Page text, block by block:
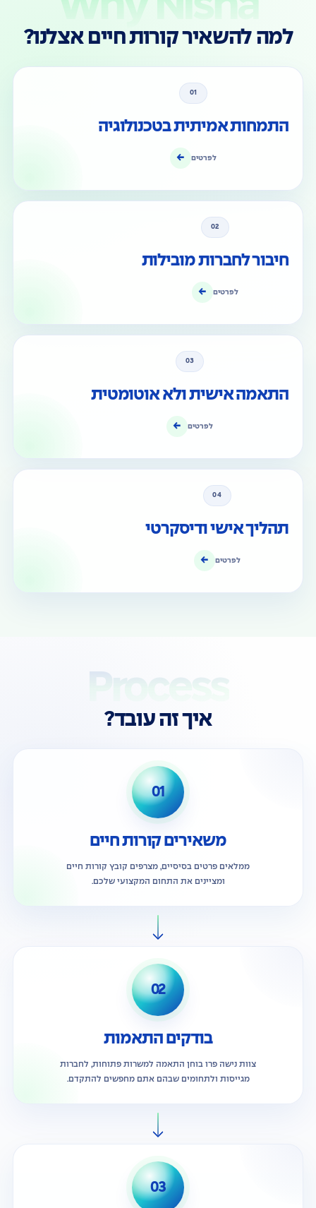
למה להשאיר קורות חיים אצלנו?
01
התמחות אמיתית בטכנולוגיה
לפרטים ←
02
חיבור לחברות מובילות
לפרטים ←
03
התאמה אישית ולא אוטומטית
לפרטים ←
04
תהליך אישי ודיסקרטי
לפרטים ←
Process
איך זה עובד?
01
משאירים קורות חיים
ממלאים פרטים בסיסיים, מצרפים קובץ קורות חיים
ומציינים את התחום המקצועי שלכם.
02
בודקים התאמות
צוות נישה פרו בוחן התאמה למשרות פתוחות, לחברות
מגייסות ולתחומים שבהם אתם מחפשים להתקדם.
03